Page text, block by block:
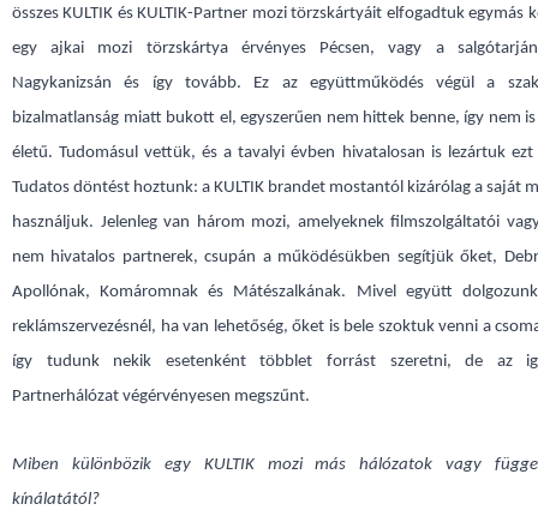
összes KULTIK és KULTIK-Partner mozi törzskártyáit elfogadtuk egymás
egy ajkai mozi törzskártya érvényes Pécsen, vagy a
Nagykanizsán és így tovább. Ez az együttműködés végül a
bizalmatlanság miatt bukott el, egyszerűen nem hittek benne, így nem
életű. Tudomásul vettük, és a tavalyi évben hivatalosan is lezártuk
Tudatos döntést hoztunk: a KULTIK brandet mostantól kizárólag a saját
használjuk. Jelenleg van három mozi, amelyeknek filmszolgáltatói
nem hivatalos partnerek, csupán a működésükben segítjük őket,
Apollónak, Komáromnak és Mátészalkának. Mivel együtt
reklámszervezésnél, ha van lehetőség, őket is bele szoktuk venni a
így tudunk nekik esetenként többlet forrást szeretni, de az
Partnerhálózat végérvényesen megszűnt.
Miben különbözik egy KULTIK mozi más hálózatok vagy
kínálatától?